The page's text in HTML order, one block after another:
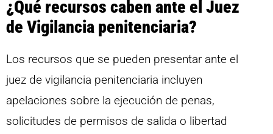
¿Qué recursos caben ante el Juez
de Vigilancia penitenciaria?
Los recursos que se pueden presentar ante el
juez de vigilancia penitenciaria incluyen
apelaciones sobre la ejecución de penas,
solicitudes de permisos de salida o libertad